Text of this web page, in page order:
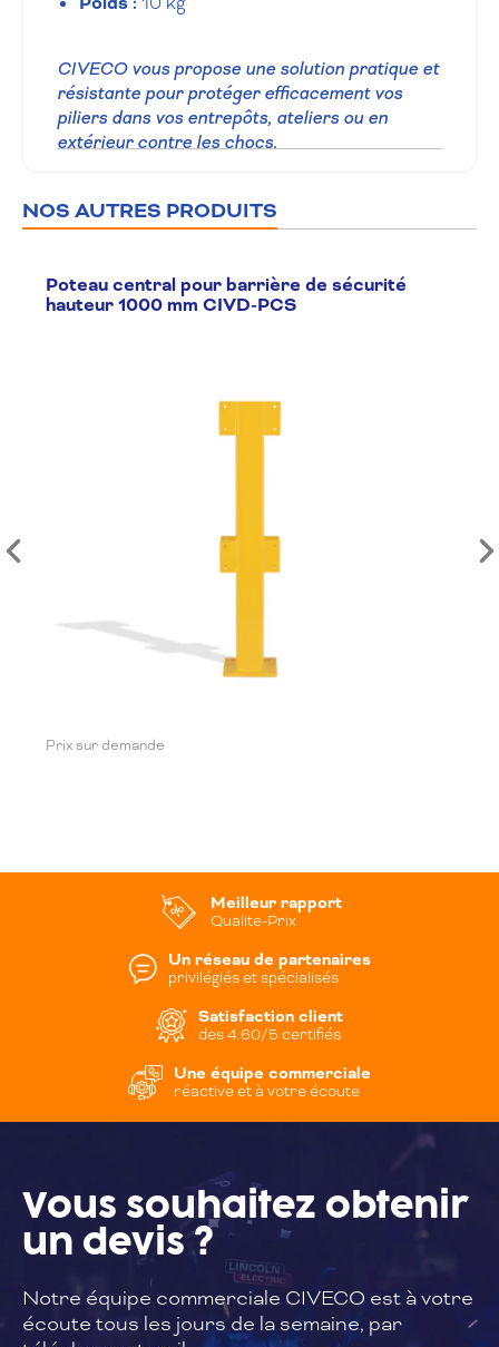
CIVECO vous propose une solution pratique et
résistante pour protéger efficacement vos
piliers dans vos entrepôts, ateliers ou en
extérieur contre les chocs.
NOS AUTRES PRODUITS
Poteau central pour barrière de sécurité
hauteur 1000 mm CIVD-PCS
Prix sur demande
Meilleur rapport
Qualite-Prix
Un réseau de partenaires
privilégiés et spécialisés
Satisfaction client
des 4.60/5 certifiés
Une équipe commerciale
réactive et à votre écoute
Vous souhaitez obtenir
un devis ?
Notre équipe commerciale CIVECO est àvotre
écoute tous les jours de la semaine, par